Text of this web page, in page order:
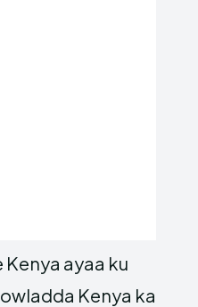
ayaa ku
Kenya ka